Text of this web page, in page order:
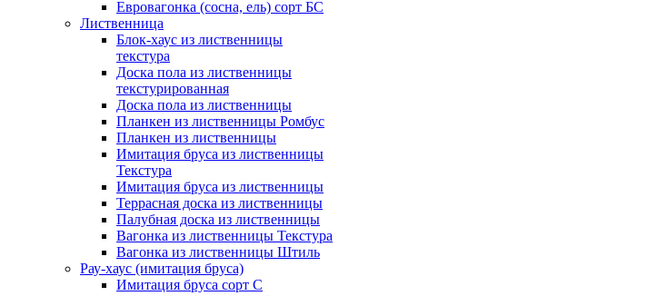
Евровагонка (сосна, ель) сорт БС
Лиственница
Блок-хаус из лиственницы
текстура
Доска пола из лиственницы
текстурированная
Доска пола из лиственницы
Планкен из лиственницы Ромбус
Планкен из лиственницы
Имитация бруса из лиственницы
Текстура
Имитация бруса из лиственницы
Террасная доска из лиственницы
Палубная доска из лиственницы
Вагонка из лиственницы Текстура
Вагонка из лиственницы Штиль
Рау-хаус (имитация бруса)
Имитация бруса сорт С